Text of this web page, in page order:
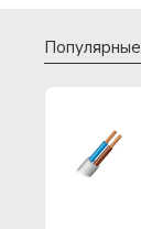
Популярные